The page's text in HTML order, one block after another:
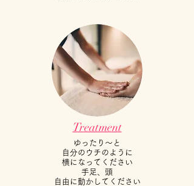
Treatment
ゆったり～と
自分のウチのように
横になってくださ い
​手足、頭
自由に動かしてください